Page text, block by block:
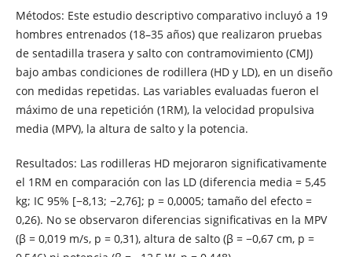
Métodos: Este estudio descriptivo comparativo incluyó a 19
hombres entrenados (18–35 años) que realizaron pruebas
de sentadilla trasera y salto con contramovimiento (CMJ)
bajo ambas condiciones de rodillera (HD y LD), en un diseño
con medidas repetidas. Las variables evaluadas fueron el
máximo de una repetición (1RM), la velocidad propulsiva
media (MPV), la altura de salto y la potencia.
Resultados: Las rodilleras HD mejoraron significativamente
el 1RM en comparación con las LD (diferencia media = 5,45
kg; IC 95% [−8,13; −2,76]; p = 0,0005; tamaño del efecto =
0,26). No se observaron diferencias significativas en la MPV
(β = 0,019 m/s, p = 0,31), altura de salto (β = −0,67 cm, p =